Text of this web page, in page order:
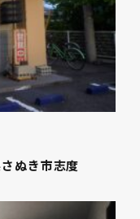
ぬき市志度